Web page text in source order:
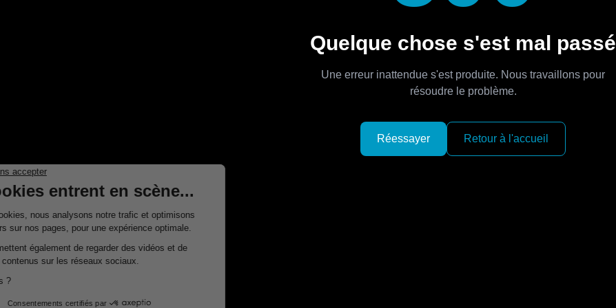
Quelque chose s'est mal passé
Une erreur inattendue s'est produite. Nous travaillons pour
résoudre le problème.
Réessayer Retour à l'accueil